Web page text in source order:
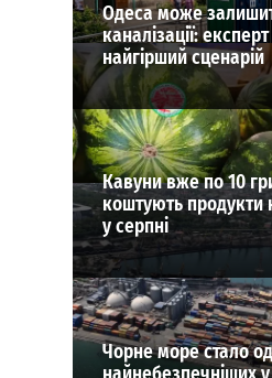
Одеса може
каналізації:
найгірший сценарій
Кавуни вже по 10
коштують
у серпні
Чорне море стало